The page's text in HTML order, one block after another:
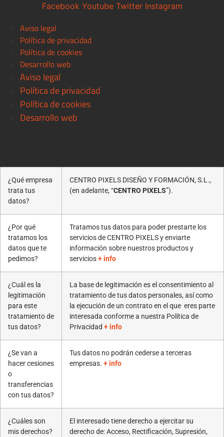
Facebook Youtube Twitter Instagram
Aviso legal
Política de privacidad
Política de cookies
Desarrollo web
Aviso legal
Política de privacidad
Política de cookies
Desarrollo web
¿Qué empresa
trata tus
datos?
CENTRO PIXELS DISEÑO Y FORMACIÓN, S.L.,
(en adelante, “CENTRO PIXELS”).
¿Por qué
tratamos los
datos que te
pedimos?
Tratamos tus datos para poder prestarte los
servicios de CENTRO PIXELS y enviarte
información sobre nuestros productos y
servicios+ info
¿Cuál es la
legitimación
para este
tratamiento de
tus datos?
La base de legitimación es el consentimiento al
tratamiento de tus datos personales, así como
la ejecución de un contrato en el que eres parte
interesada conforme a nuestra Política de
Privacidad + info
¿Se van a
hacer cesiones
o
transferencias
con tus datos?
Tus datos no podrán cederse a terceras
empresas. + info
¿Cuáles son
mis derechos?
El interesado tiene derecho a ejercitar su
derecho de: Acceso, Rectificación, Supresión,